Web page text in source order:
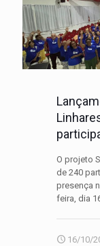
O projeto
de 240
presença
feira, dia
16/10/